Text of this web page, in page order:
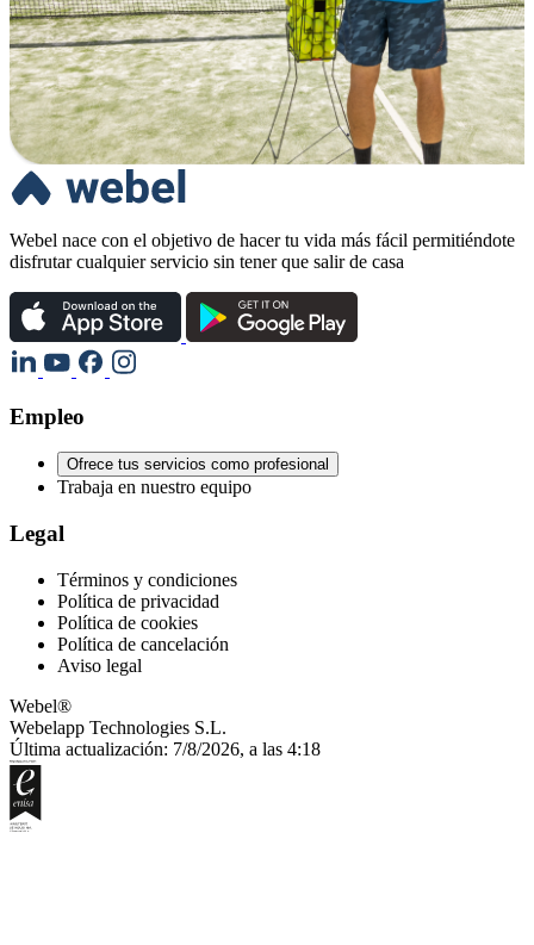
Webel nace con el objetivo de hacer tu vida más fácil permitiéndote
disfrutar cualquier servicio sin tener que salir de casa
Empleo
Ofrece tus servicios como profesional
Trabaja en nuestro equipo
Legal
Términos y condiciones
Política de privacidad
Política de cookies
Política de cancelación
Aviso legal
Webel®
Webelapp Technologies S.L.
Última actualización: 7/8/2026, a las 4:18